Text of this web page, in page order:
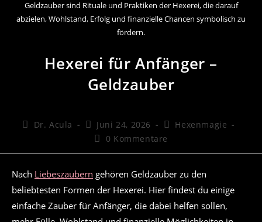
Geldzauber sind Rituale und Praktiken der Hexerei, die darauf
abzielen, Wohlstand, Erfolg und finanzielle Chancen symbolisch zu
fördern.
Hexerei für Anfänger –
Geldzauber
Beitrags-
Dr. Acula
Beitrag
veröffentlicht:
Juni 24, 2026
Beitrags-
Kategorie:
Hexenmagie
Beitrags-
0 Kommentare
Nach Liebeszaubern gehören Geldzauber zu den
beliebtesten Formen der Hexerei. Hier findest du einige
einfache Zauber für Anfänger, die dabei helfen sollen,